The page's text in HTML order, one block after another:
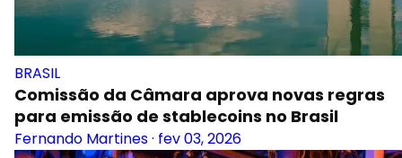
BRASIL
Comissão da Câmara aprova novas regras
para emissão de stablecoins no Brasil
Fernando Martines· fev 03, 2026